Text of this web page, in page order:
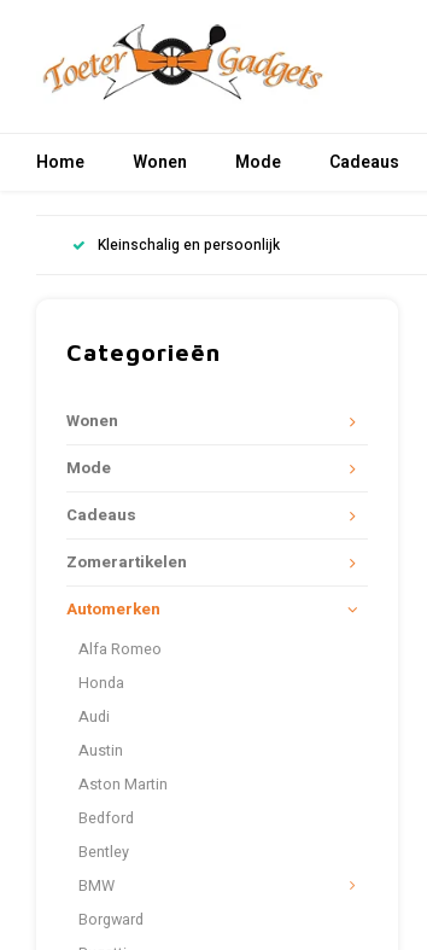
Home Wonen Mode Cadeaus
Kleinschalig en persoonlijk
Categorieën
Wonen
Mode
Cadeaus
Zomerartikelen
Automerken
Alfa Romeo
Honda
Audi
Austin
Aston Martin
Bedford
Bentley
BMW
Borgward